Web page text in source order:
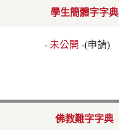
學生簡體字字典
- 未公開 -(申請)
佛教難字字典